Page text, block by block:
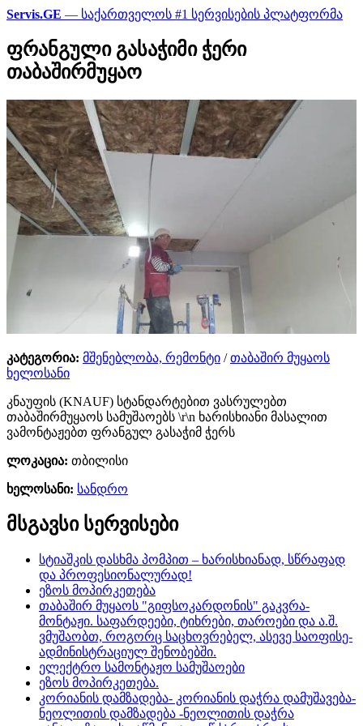
Servis.GE — საქართველოს #1 სერვისების პლატფორმა
ფრანგული გასაჭიმი ჭერი
თაბაშირმუყაო
კატეგორია: მშენებლობა, რემონტი /თაბაშირ მუყაოს
ხელოსანი
კნაუფის (KNAUF) სტანდარტებით ვასრულებთ
თაბაშირმუყაოს სამუშაოებს \r\n ხარისხიანი მასალით
ვამონტაჟებთ ფრანგულ გასაჭიმ ჭერს
ლოკაცია: თბილისი
ხელოსანი: სანდრო
მსგავსი სერვისები
სტიაშკის დასხმა პომპით – ხარისხიანად, სწრაფად
და პროფესიონალურად!
ეზოს მოპირკეთება
თაბაშირ მუყაოს "გიფსოკარდონის" გაკვრა-
მონტაჟი. საფარდეები, ტიხრები, თაროები და ა.შ.
ვმუშაობთ, როგორც საცხოვრებელ, ასევე საოფისე-
ადმინისტრაციულ შენობებში.
ელექტრო სამონტაჟო სამუშაოები
ეზოს მოპირკეთება.
კორიანის დამზადება- კორიანის დაჭრა დამუშავება-
ნეოლითის დამზადება -ნეოლითის დაჭრა